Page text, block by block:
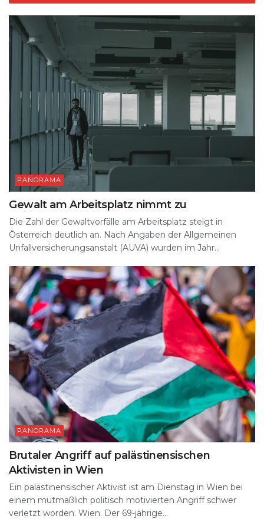
PANORAMA
Gewalt am Arbeitsplatz nimmt zu
Die Zahl der Gewaltvorfälle am Arbeitsplatz steigt in
Österreich deutlich an. Nach Angaben der Allgemeinen
Unfallversicherungsanstalt (AUVA) wurden im Jahr...
PANORAMA
Brutaler Angriff auf palästinensischen
Aktivisten in Wien
Ein palästinensischer Aktivist ist am Dienstag in Wien bei
einem mutmaßlich politisch motivierten Angriff schwer
verletzt worden. Wien. Der 69-jährige...